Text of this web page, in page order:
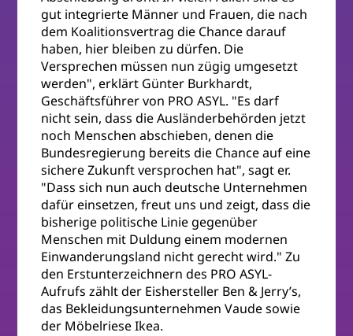
gut integrierte Männer und Frauen, die nach
dem Koalitionsvertrag die Chance darauf
haben, hier bleiben zu dürfen. Die
Versprechen müssen nun zügig umgesetzt
werden", erklärt Günter Burkhardt,
Geschäftsführer von PRO ASYL. "Es darf
nicht sein, dass die Ausländerbehörden jetzt
noch Menschen abschieben, denen die
Bundesregierung bereits die Chance auf eine
sichere Zukunft versprochen hat", sagt er.
"Dass sich nun auch deutsche Unternehmen
dafür einsetzen, freut uns und zeigt, dass die
bisherige politische Linie gegenüber
Menschen mit Duldung einem modernen
Einwanderungsland nicht gerecht wird." Zu
den Erstunterzeichnern des PRO ASYL-
Aufrufs zählt der Eishersteller Ben & Jerry’s,
das Bekleidungsunternehmen Vaude sowie
der Möbelriese Ikea.